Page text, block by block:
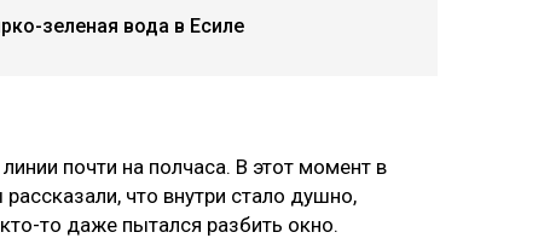
зеленая вода в Есиле
линии почти на полчаса. В этот момент в
что внутри стало душно,
то даже пытался разбить окно.